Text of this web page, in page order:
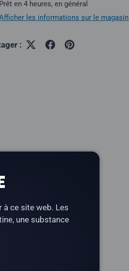
Prêt en 4 heures, en général
les informations sur le magasin
:
à ce site web. Les
une substance